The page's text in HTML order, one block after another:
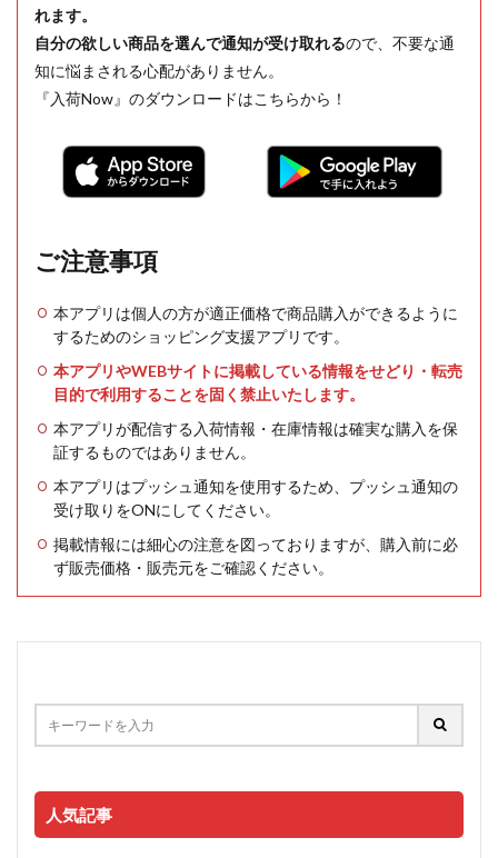
れます。
自分の欲しい商品を選んで通知が受け取れるので、不要な通
知に悩まされる心配がありません。
『入荷Now』のダウンロードはこちらから！
ご注意事項
本アプリは個人の方が適正価格で商品購入ができるように
するためのショッピング支援アプリです。
本アプリやWEBサイトに掲載している情報をせどり・転売
目的で利用することを固く禁止いたします。
本アプリが配信する入荷情報・在庫情報は確実な購入を保
証するものではありません。
本アプリはプッシュ通知を使用するため、プッシュ通知の
受け取りをONにしてください。
掲載情報には細心の注意を図っておりますが、購入前に必
ず販売価格・販売元をご確認ください。
人気記事